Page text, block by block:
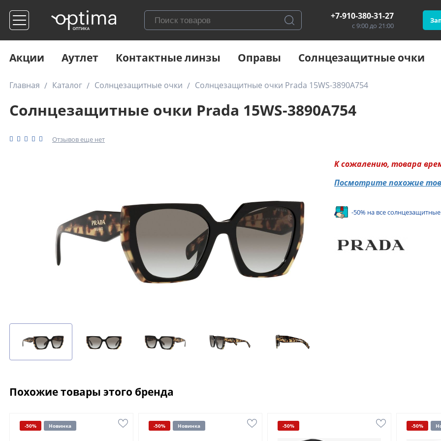
+7-910-380-31-27
с 9:00 до 21:00
Акции Аутлет Контактные линзы Оправы Солнцезащитные очки
Главная Каталог Солнцезащитные очки Солнцезащитные очки Prada 15WS-3890A754
Солнцезащитные очки Prada 15WS-3890A754
Отзывов еще нет
К сожалению, товара
Посмотрите похожие
-50% на все
Похожие товары этого бренда
-50% Новинка -50% Новинка -50% -50%